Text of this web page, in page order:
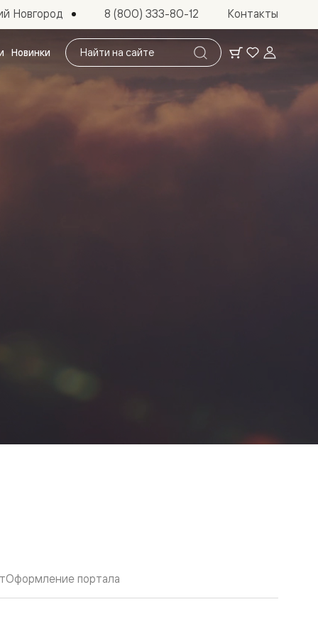
Поиск
по
сайту
Новинки
Новгород 8 (800) 333-80-12 Контакты
Оформление портала